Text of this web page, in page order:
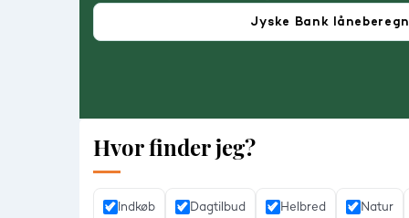
Jyske Bank
Hvor finder jeg?
Indkøb Dagtilbud Helbred Natur